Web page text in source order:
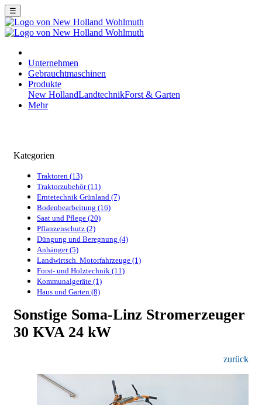
☰
Unternehmen
Gebrauchtmaschinen
Produkte
New HollandLandtechnikForst & Garten
Mehr
Kategorien
Traktoren (13)
Traktorzubehör (11)
Erntetechnik Grünland (7)
Bodenbearbeitung (16)
Saat und Pflege (20)
Pflanzenschutz (2)
Düngung und Beregnung (4)
Anhänger (5)
Landwirtsch. Motorfahrzeuge (1)
Forst- und Holztechnik (11)
Kommunalgeräte (1)
Haus und Garten (8)
Sonstige Soma-Linz Stromerzeuger
30 KVA 24 kW
zurück